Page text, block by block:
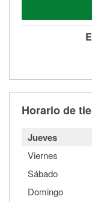
Horario de
Jueves
Viernes
Sábado
Domingo